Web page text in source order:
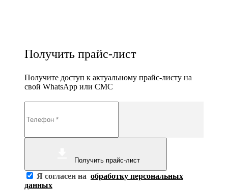
Получить прайс-лист
Получите доступ к актуальному прайс-листу на
свой WhatsApp или СМС
Получить прайс-лист
Я согласен на обработку персональных
данных